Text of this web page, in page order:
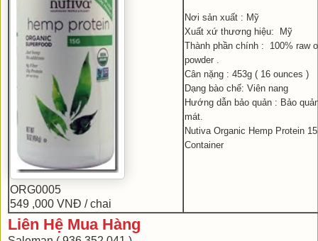
ORG0005
549 ,000 VNĐ / chai
Nơi sản xuất : Mỹ
Xuất xứ thương hiệu: Mỹ
Thành phần chính : 100% raw
powder .
Cân nặng : 453g ( 16 ounces )
Dạng bào chế: Viên nang
Hướng dẫn bảo quản : Bảo
mát.
Nutiva Organic Hemp Protein
Container
Liên Hệ Mua Hàng